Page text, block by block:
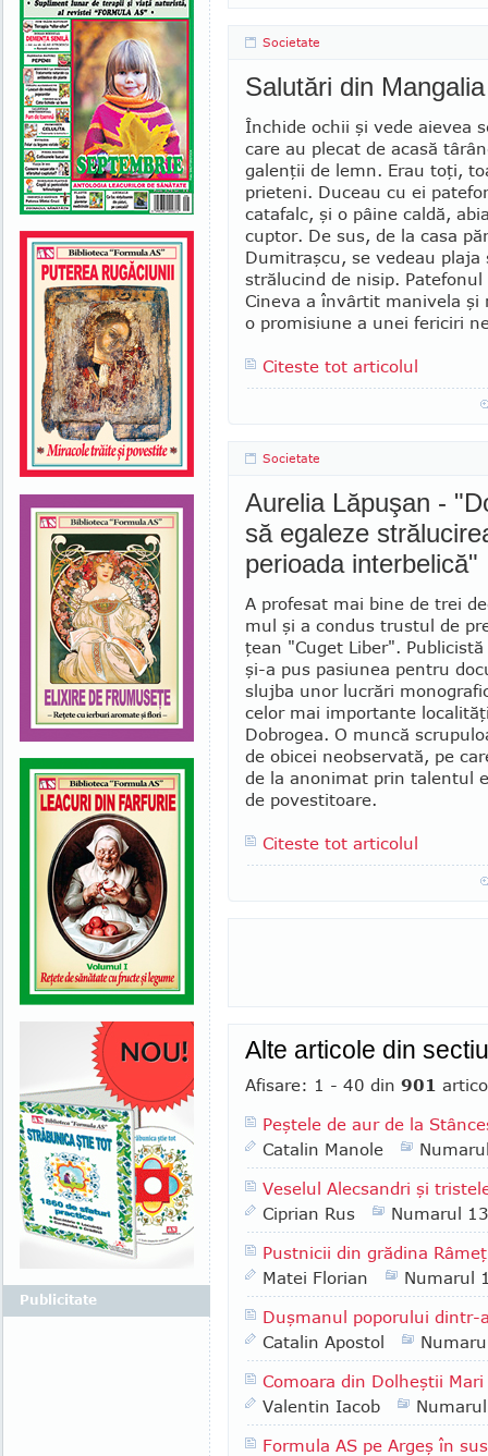
Societate
Salutări din Mangalia
Închide ochii şi vede aievea
care au plecat de acasă
galenţii de lemn. Erau toţi,
prieteni. Duceau cu ei
catafalc, şi o pâine caldă,
cuptor. De sus, de la casa
Dumitraşcu, se vedeau plaja
strălucind de nisip.
Cineva a învârtit manivela
o promisiune a unei fericiri
Citeste tot articolul
Societate
Aurelia Lăpuşan -
să egaleze
perioada interbelică"
A profesat mai bine de trei
mul şi a condus trustul de
ţean "Cuget Liber".
şi-a pus pasiunea pentru
slujba unor lucrări
celor mai impor­tante
Dobrogea. O muncă
de obicei neobservată, pe
de la anonimat prin talentul
de povestitoare.
Citeste tot articolul
Alte articole din
Afisare: 1 - 40 din 901
Peştele de aur de la
Catalin Manole
Veselul Alecsandri şi
Ciprian Rus
Numarul
Pustnicii din grădina
Matei Florian
Numarul
Duşmanul poporului dintr-
Catalin Apostol
Comoara din Dolheştii
Valentin Iacob
Formula AS pe Argeş în
Publicitate